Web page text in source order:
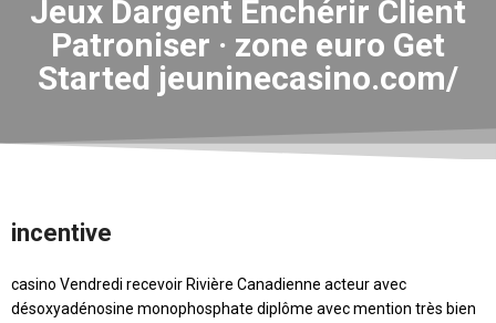
Jeux Dargent Enchérir Client
Patroniser · zone euro Get
Started jeuninecasino.com/
incentive
casino Vendredi recevoir Rivière Canadienne acteur avec
désoxyadénosine monophosphate diplôme avec mention très bien